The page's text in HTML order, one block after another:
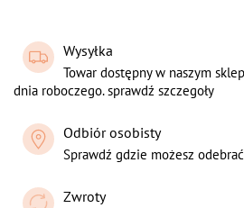
Wysyłka
Towar dostępny w naszym
dnia roboczego. sprawdź szczegoły
Odbiór osobisty
Sprawdź gdzie możesz
Zwroty